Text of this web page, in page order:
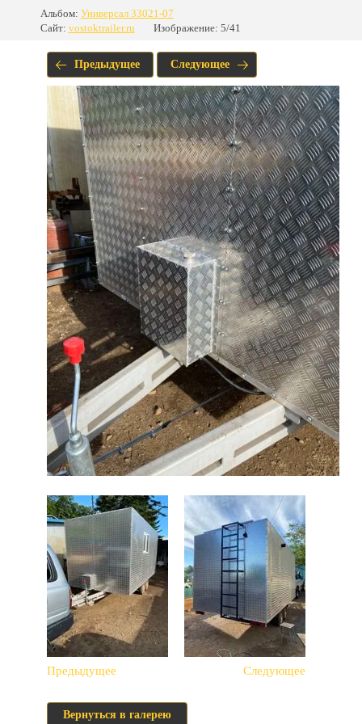
Альбом: Универсал 33021-07
Сайт: vostoktrailer.ru Изображение: 5/41
Предыдущее Следующее
Предыдущее Следующее
Вернуться в галерею